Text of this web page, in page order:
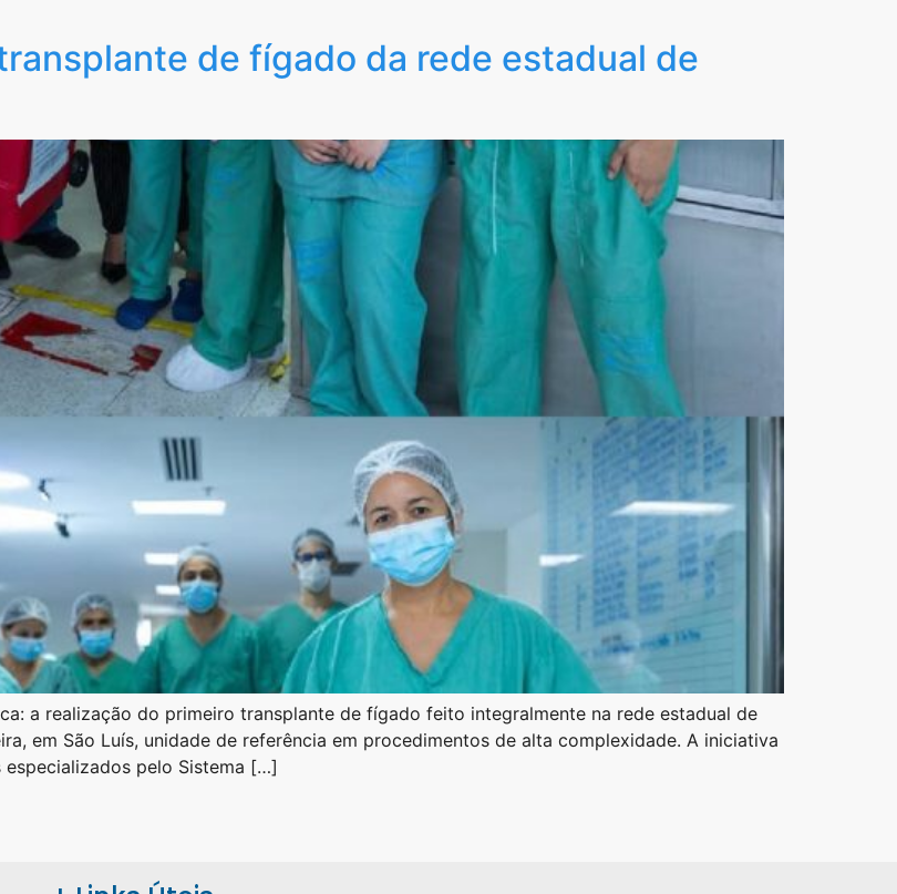
de fígado da rede estadual de
a realização do primeiro transplante de fígado feito integralmente na rede estadual de
em São Luís, unidade de referência em procedimentos de alta complexidade. A iniciativa
pelo Sistema […]